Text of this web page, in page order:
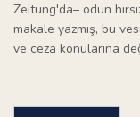
Zeitung'da– odun
makale yazmış, bu
ve ceza konularına